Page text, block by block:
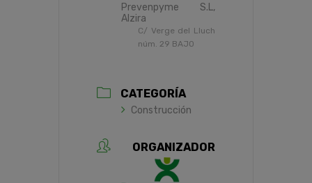
Prevenpyme S.L,
Alzira
C/ Verge del Lluch
núm. 29 BAJO
CATEGORÍA
Construcción
ORGANIZADOR